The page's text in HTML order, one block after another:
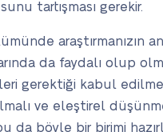
tartışması gerekir.
araştırmanızın
da faydalı olup
gerektiği kabul
ve eleştirel
da böyle bir birimi